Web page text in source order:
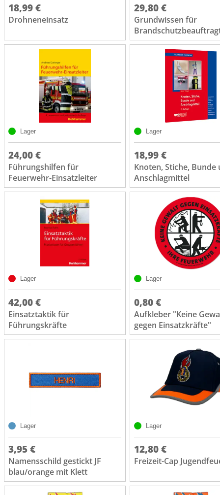
18,99 €
Drohneneinsatz
29,80 €
Grundwissen für
Lager
24,00 €
Führungshilfen für
Feuerwehr-Einsatzleiter
Lager
18,99 €
Knoten, Stiche, Bunde
Anschlagmittel
Lager
42,00 €
Einsatztaktik für
Führungskräfte
Lager
0,80 €
Aufkleber "Keine
gegen Einsatzkräfte"
Lager
3,95 €
Namensschild gestickt JF
blau/orange mit Klett
Lager
12,80 €
Freizeit-Cap